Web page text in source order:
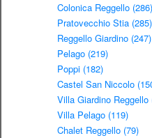
Colonica Reggello (286)
Pratovecchio Stia (285)
Reggello Giardino (247)
Pelago (219)
Poppi (182)
Castel San Niccolo
Villa Giardino Reggello
Villa Pelago (119)
Chalet Reggello (79)